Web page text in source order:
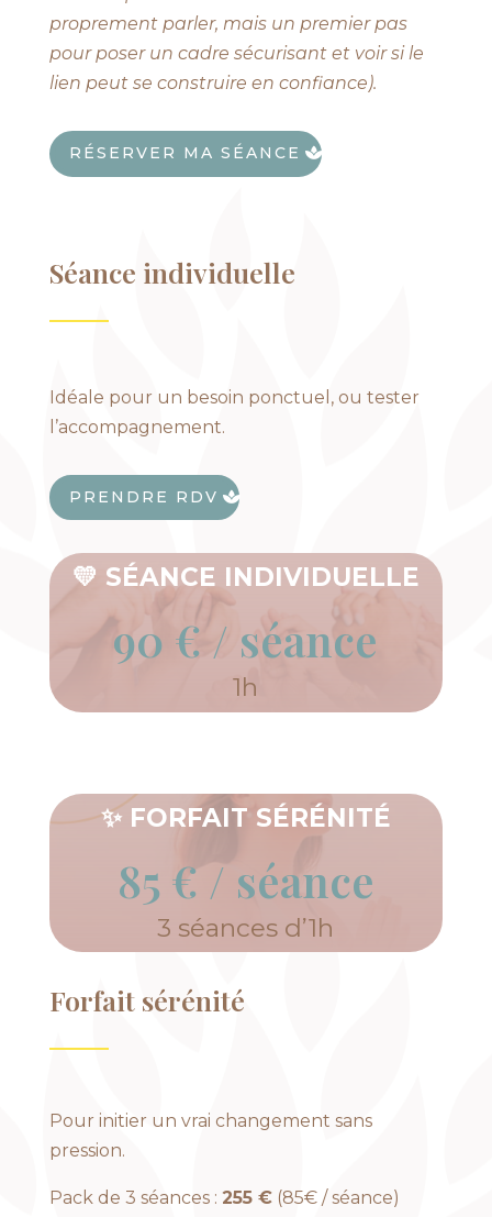
proprement parler, mais un premier pas
pour poser un cadre sécurisant et voir si le
lien peut se construire en confiance).
RÉSERVER MA SÉANCE
Séance individuelle
Idéale pour un besoin ponctuel, ou tester
l’accompagnement.
PRENDRE RDV
💛 SÉANCE INDIVIDUELLE
90 € / séance
1h
✨ FORFAIT SÉRÉNITÉ
85 € / séance
3 séances d’1h
Forfait sérénité
Pour initier un vrai changement sans
pression.
Pack de 3 séances : 255 €(85€ / séance)